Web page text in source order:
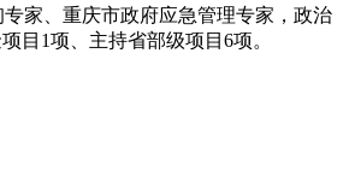
家、重庆市政府应急管理专家，政治
目1项、主持省部级项目6项。